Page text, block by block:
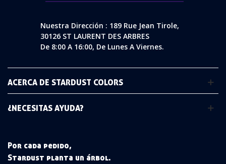
Nuestra Dirección : 189 Rue Jean Tirole,
30126 ST LAURENT DES ARBRES
De 8:00 A 16:00, De Lunes A Viernes.
ACERCA DE STARDUST COLORS
¿NECESITAS AYUDA?
Por cada pedido,
Stardust planta un árbol.